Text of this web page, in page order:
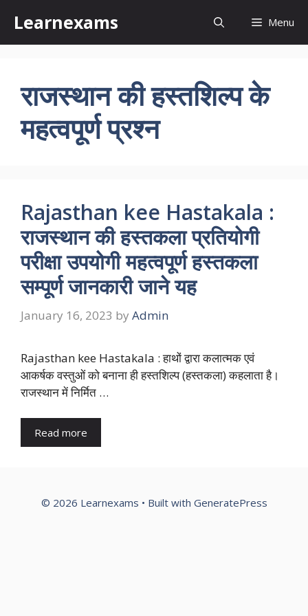
content
Learnexams Menu
राजस्थान की हस्तशिल्प के
महत्वपूर्ण प्रश्न
Rajasthan kee Hastakala :
राजस्थान की हस्तकला प्रतियोगी
परीक्षा उपयोगी महत्वपूर्ण हस्तकला
सम्पूर्ण जानकारी जाने यह
January 16, 2023 by Admin
Rajasthan kee Hastakala : हाथों द्वारा कलात्मक एवं
आकर्षक वस्तुओं को बनाना ही हस्तशिल्प (हस्तकला) कहलाता है।
राजस्थान में निर्मित …
Read more
© 2026 Learnexams • Built with GeneratePress